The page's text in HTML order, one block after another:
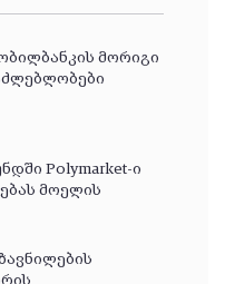
მორიგი
Polymarket-ი
მოელის